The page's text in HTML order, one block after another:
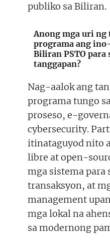
publiko sa Biliran.
Anong mga uri ng
programa ang
Biliran PSTO para
tanggapan?
Nag-aalok ang
programa tungo
proseso, e-
cybersecurity.
itinataguyod nito
libre at open-
mga sistema para
transaksyon, at
management
mga lokal na
sa modernong